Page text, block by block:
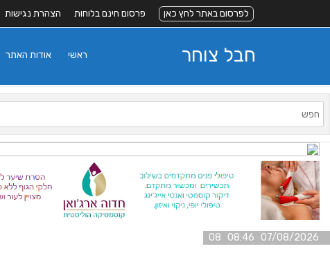
לפרסום באתר לחץ כאן פרסום חינם בלוחות הצהרת נגישות
חבל צוחר אודות האתר ראשי
07/08/2026 08:46 08